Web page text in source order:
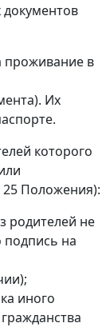
проживание в
Их
которого
25 Положения):
родителей не
подпись на
иного